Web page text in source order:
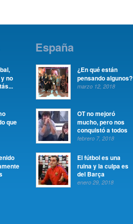
no
que
España
¿En qué están
pensando algunos?
marzo 12, 2018
OT no mejoró
mucho, pero nos
conquistó a todos
febrero 7, 2018
El fútbol es una
ruina y la culpa es
del Barça
enero 29, 2018